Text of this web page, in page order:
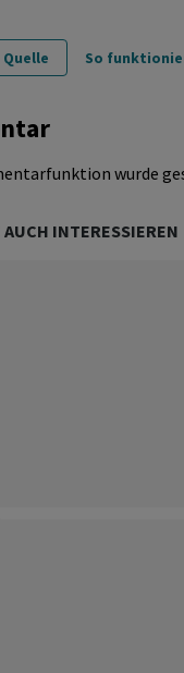
So
wurde
INTERESSIEREN